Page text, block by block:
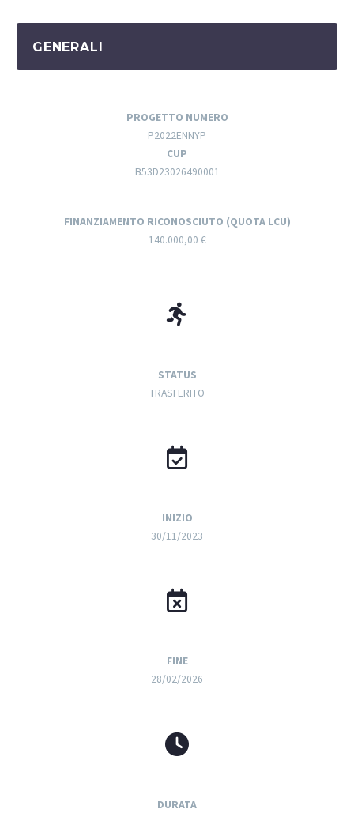
GENERALI
PROGETTO NUMERO
P2022ENNYP
CUP
B53D23026490001
FINANZIAMENTO RICONOSCIUTO (QUOTA LCU)
140.000,00 €
STATUS
TRASFERITO
INIZIO
30/11/2023
FINE
28/02/2026
DURATA